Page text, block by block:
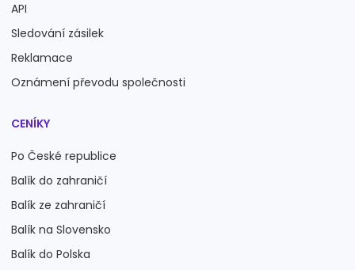
API
Sledování zásilek
Reklamace
Oznámení převodu společnosti
CENÍKY
Po České republice
Balík do zahraničí
Balík ze zahraničí
Balík na Slovensko
Balík do Polska